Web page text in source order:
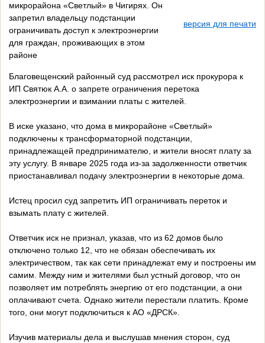
микрорайона «Светлый» в Чигирях. Он
запретил владельцу подстанции
ограничивать доступ к электроэнергии
для граждан, проживающих в этом
районе
версия для печати
Благовещенский районный суд рассмотрел иск прокурора к
ИП Святюк А.А. о запрете ограничения перетока
электроэнергии и взимании платы с жителей.
В иске указано, что дома в микрорайоне «Светлый»
подключены к трансформаторной подстанции,
принадлежащей предпринимателю, и жители вносят плату за
эту услугу. В январе 2025 года из-за задолженности ответчик
приостанавливал подачу электроэнергии в некоторые дома.
Истец просил суд запретить ИП ограничивать переток и
взымать плату с жителей.
Ответчик иск не признал, указав, что из 62 домов было
отключено только 12, что не обязан обеспечивать их
электричеством, так как сети принадлежат ему и построены им
самим. Между ним и жителями был устный договор, что он
позволяет им потреблять энергию от его подстанции, а они
оплачивают счета. Однако жители перестали платить. Кроме
того, они могут подключиться к АО «ДРСК».
Изучив материалы дела и выслушав мнения сторон, суд